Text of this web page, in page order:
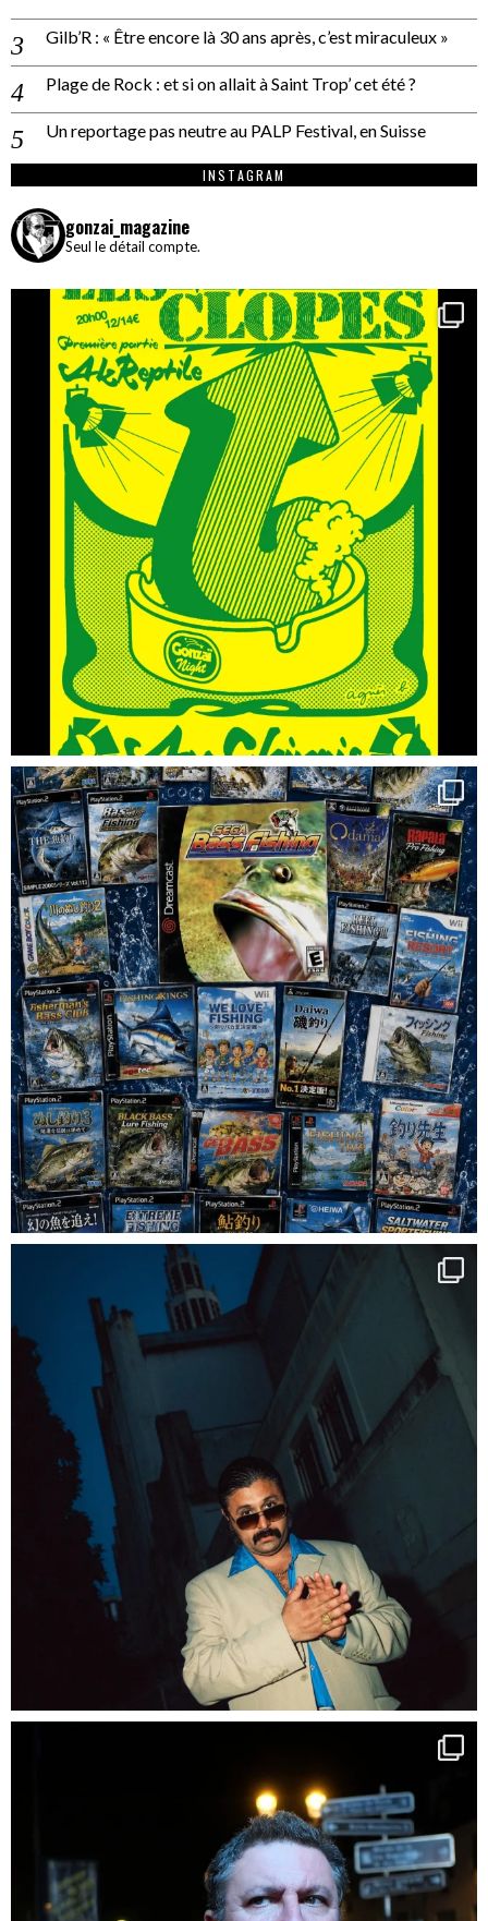
Gilb’R : « Être encore là 30 ans après, c’est miraculeux »
Plage de Rock : et si on allait à Saint Trop’ cet été ?
Un reportage pas neutre au PALP Festival, en Suisse
INSTAGRAM
gonzai_magazine
Seul le détail compte.